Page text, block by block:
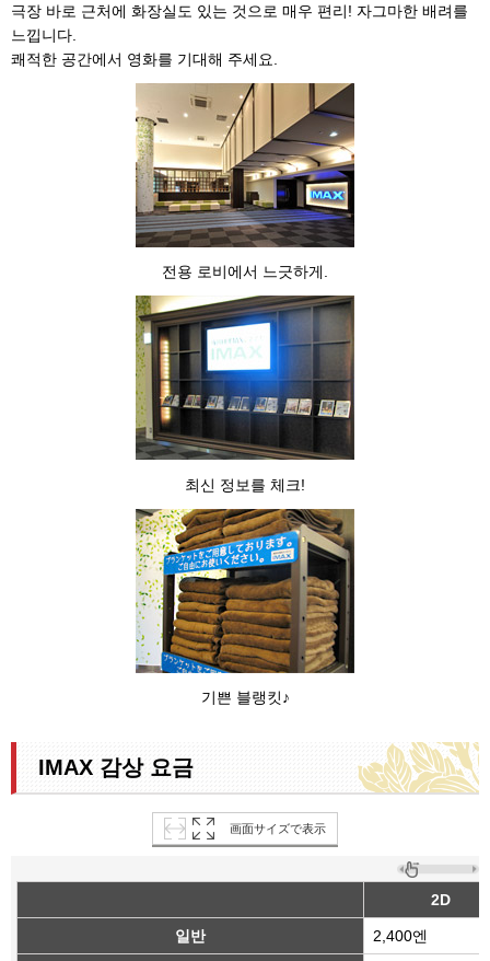
극장 바로 근처에 화장실도 있는 것으로 매우 편리! 자그마한 배려를
느낍니다.
쾌적한 공간에서 영화를 기대해 주세요.
전용 로비에서 느긋하게.
최신 정보를 체크!
기쁜 블랭킷♪
IMAX 감상 요금
画面サイズで表示
2D
일반 2,400엔